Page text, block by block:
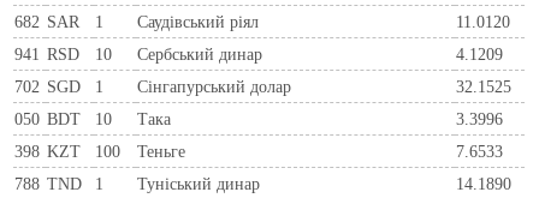
682 SAR 1 Саудівський ріял
11.0120
941 RSD 10 Сербський динар
4.1209
702 SGD 1 Сінгапурський долар
32.1525
050 BDT 10 Така
3.3996
398 KZT 100 Теньге
7.6533
788 TND 1 Туніський динар 14.1890